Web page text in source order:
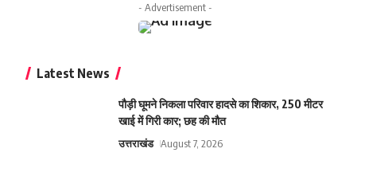
- Advertisement -
Latest News
पौड़ी घूमने निकला परिवार हादसे का शिकार, 250 मीटर
खाई में गिरी कार; छह की मौत
उत्तराखंड August 7, 2026